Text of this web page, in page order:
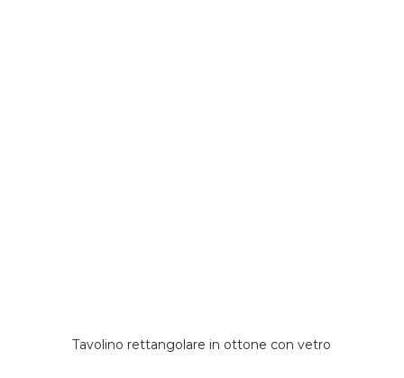
Tavolino rettangolare in ottone con vetro